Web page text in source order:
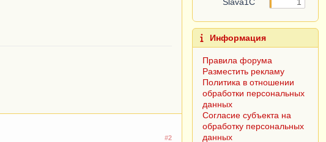
#2
Правила форума
Разместить рекламу
Политика в отношении
обработки персональных
данных
Согласие субъекта на
обработку персональных
данных
Email для связи с
администрацией: